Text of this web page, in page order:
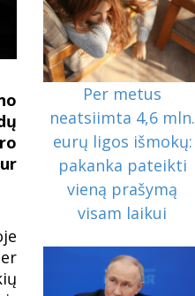
Per metus
neatsiimta 4,6 mln.
eurų ligos išmokų:
pakanka pateikti
vieną prašymą
visam laikui